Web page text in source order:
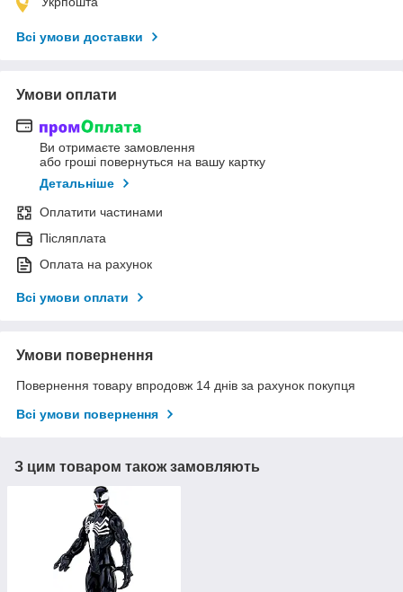
Всі умови доставки
Умови оплати
Ви отримаєте замовлення
або гроші повернуться на вашу картку
Детальніше
Оплатити частинами
Післяплата
Оплата на рахунок
Всі умови оплати
Умови повернення
Повернення товару впродовж 14 днів за рахунок покупця
Всі умови повернення
З цим товаром також замовляють